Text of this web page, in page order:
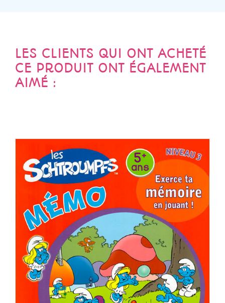
LES CLIENTS QUI ONT ACHETÉ
CE PRODUIT ONT ÉGALEMENT
AIMÉ :